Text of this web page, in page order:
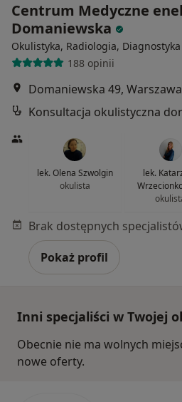
Centrum Medyczne
Domaniewska
Okulistyka, Radiologia, Diagnostyka
188 opinii
Domaniewska 49, Warszawa
Konsultacja okulistyczna
lek. Olena Szwolgin
okulista
lek.
Pokaż profil
Inni specjaliści w Twojej
Obecnie nie ma wolnych
nowe oferty.